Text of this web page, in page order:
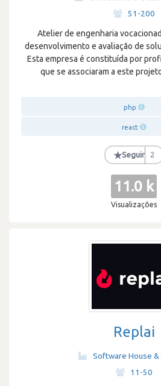
51-200
Atelier de engenharia
desenvolvimento e avaliação de
Esta empresa é constituída por
que se associaram a este
php
react
★Seguir 2
11.0 k
Visualizações
Replai
Software House
11-50